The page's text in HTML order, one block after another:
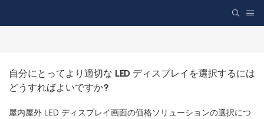
自分にとってより適切な LED ディスプレイを選択するには
どうすればよいですか?
屋内屋外 LED ディスプレイ画面の価格ソリューションの選択につ